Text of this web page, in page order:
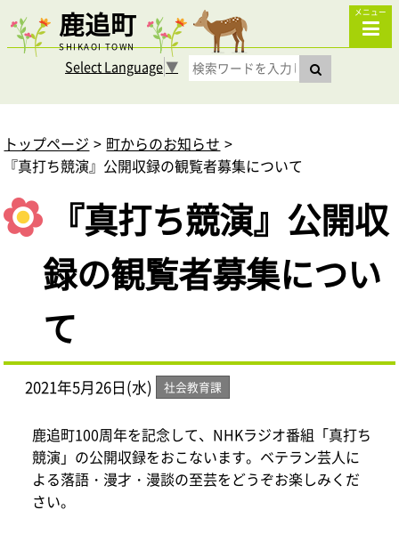
鹿追町
SHIKAOI TOWN
メニュー
Select Language▼
トップページ
町からのお知らせ
『真打ち競演』公開収録の観覧者募集について
『真打ち競演』公開収
録の観覧者募集につい
て
2021年5月26日(水) 社会教育課
鹿追町100周年を記念して、NHKラジオ番組「真打ち
競演」の公開収録をおこないます。ベテラン芸人に
よる落語・漫才・漫談の至芸をどうぞお楽しみくだ
さい。